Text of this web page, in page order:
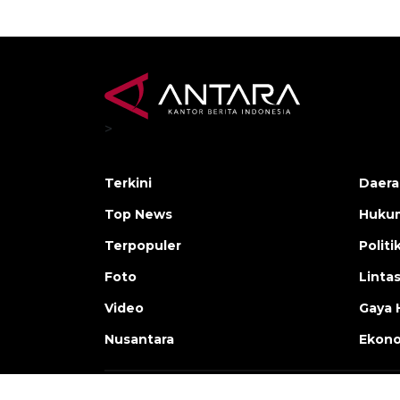
>
Terkini
Top News
Terpopuler
Foto
Video
Nusantara
Gaya